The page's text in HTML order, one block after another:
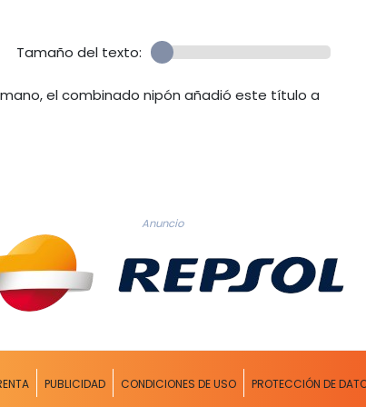
Tamaño del texto:
el combinado nipón añadió este título a
Anuncio
PUBLICIDAD CONDICIONES DE USO PROTECCIÓN DE